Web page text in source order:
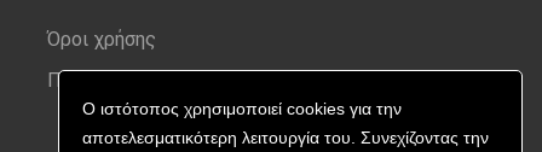
Ο ιστότοπος χρησιμοποιεί cookies για την
αποτελεσματικότερη λειτουργία του. Συνεχίζοντας την
Όροι χρήσης
Προσωπικά δεδομένα